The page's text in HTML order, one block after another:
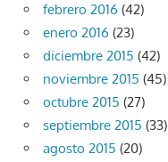
febrero 2016 (42)
enero 2016 (23)
diciembre 2015 (42)
noviembre 2015 (45)
octubre 2015 (27)
septiembre 2015 (33)
agosto 2015 (20)